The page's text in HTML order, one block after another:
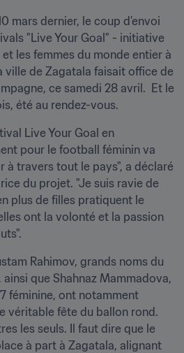
mars dernier, le coup d’envoi
"Live Your Goal" - initiative
les femmes du monde entier à
de Zagatala faisait office de
ce samedi 28 avril.  Et le
été au rendez-vous.
Live Your Goal en
pour le football féminin va
à travers tout le pays", a déclaré
du projet. "Je suis ravie de
plus de filles pratiquent le
ont la volonté et la passion
Rahimov, grands noms du
que Shahnaz Mammadova,
féminine, ont notamment
véritable fête du ballon rond.
les seuls. Il faut dire que le
à part à Zagatala, alignant